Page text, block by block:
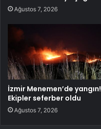
Ağustos 7, 2026
İzmir Menemen’de yangın!
Ekipler seferber oldu
Ağustos 7, 2026